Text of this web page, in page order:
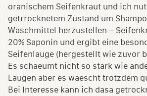
oranischem Seifenkraut und ich
getrrocknetem Zustand um
Waschmittel herzustellen –
20% Saponin und ergibt eine
Seifenlauge (hergestellt wie zuvor
Es schaeumt nicht so stark wie
Laugen aber es waescht trotzdem
Bei Interesse kann ich dasa